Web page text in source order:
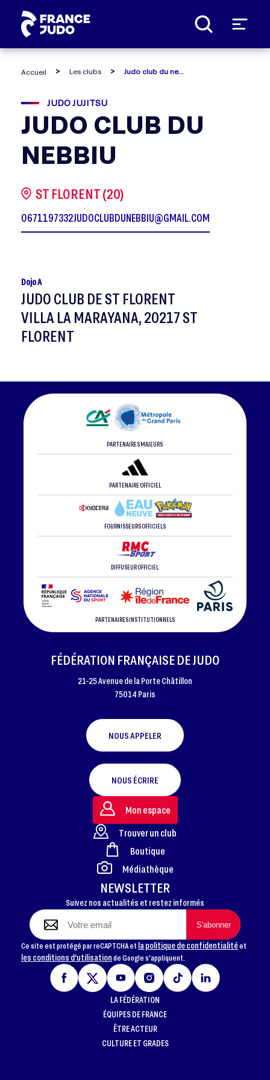
Accueil Les clubs Judo club du nebbiu
JUDO JUJITSU
JUDO CLUB DU
NEBBIU
ST FLORENT (20)
0671197332JUDOCLUBDUNEBBIU@GMAIL.COM
Dojo A
JUDO CLUB DE ST FLORENT
VILLA LA MARAYANA, 20217 ST
FLORENT
PARTENAIRES MAJEURS
PARTENAIRE OFFICIEL
FOURNISSEURS OFFICIELS
DIFFUSEUR OFFICIEL
PARTENAIRES INSTITUTIONNELS
FOOTER
FÉDÉRATION FRANÇAISE DE JUDO
21-25 Avenue de la Porte Châtillon
75014 Paris
NOUS APPELER
NOUS ÉCRIRE
NEWSLETTER
Suivez nos actualités et restez informés
Ce site est protégé par reCAPTCHA et la politique de confidentialitéet
les conditions d'utilisationde Google s'appliquent.
Mon espace
Trouver un club
Boutique
Médiathèque
LA FÉDÉRATION
ÉQUIPES DE FRANCE
ÊTRE ACTEUR
CULTURE ET GRADES